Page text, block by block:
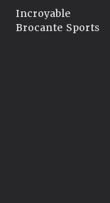
Incroyable
Brocante Sports